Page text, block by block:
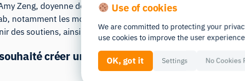
Zeng, doyenne de la Sawyer Business School, et
notamment les motivations qui ont présidé à la mise en
des soutiens, ainsi que l’alignement stratégique qui a
créer un laboratoire de recherche sur
Use of cookies
We are committed to protecting your
use cookies to improve the user
OK, got it Settings No Cookies